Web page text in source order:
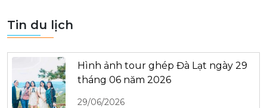
Tin du lịch
Hình ảnh tour ghép Đà Lạt ngày 29
tháng 06 năm 2026
29/06/2026